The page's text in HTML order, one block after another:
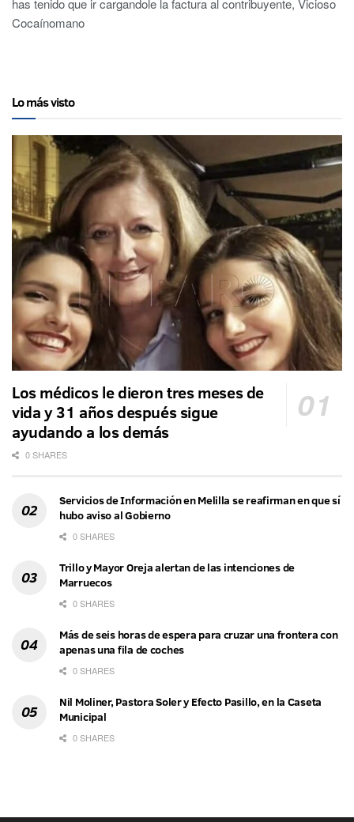
Cocaínomano
Lo más visto
Los médicos le dieron tres meses de
vida y 31 años después sigue
ayudando a los demás
0 SHARES
Servicios de Información en Melilla se reafirman en que sí
hubo aviso al Gobierno
0 SHARES
Trillo y Mayor Oreja alertan de las intenciones de
Marruecos
0 SHARES
Más de seis horas de espera para cruzar una frontera con
apenas una fila de coches
0 SHARES
Nil Moliner, Pastora Soler y Efecto Pasillo, en la Caseta
Municipal
0 SHARES